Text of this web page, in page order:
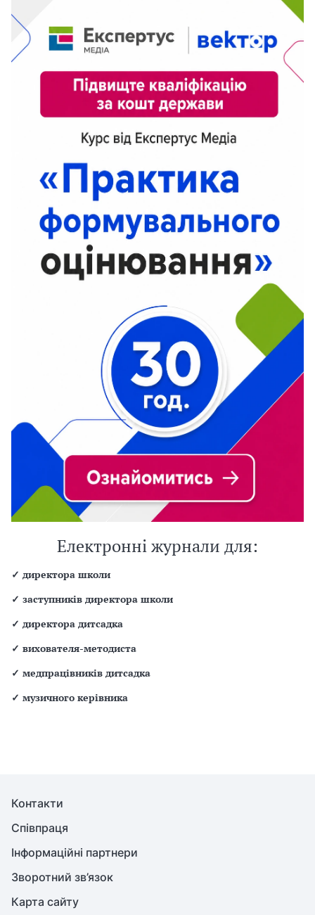
Електронні журнали для:
✓ директора школи
✓ заступників директора школи
✓ директора дитсадка
✓ вихователя-методиста
✓ медпрацівників дитсадка
✓ музичного керівника
Контакти
Співпраця
Інформаційні партнери
Зворотний зв’язок
Карта сайту